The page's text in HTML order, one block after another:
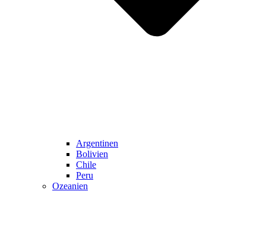
Argentinen
Bolivien
Chile
Peru
Ozeanien